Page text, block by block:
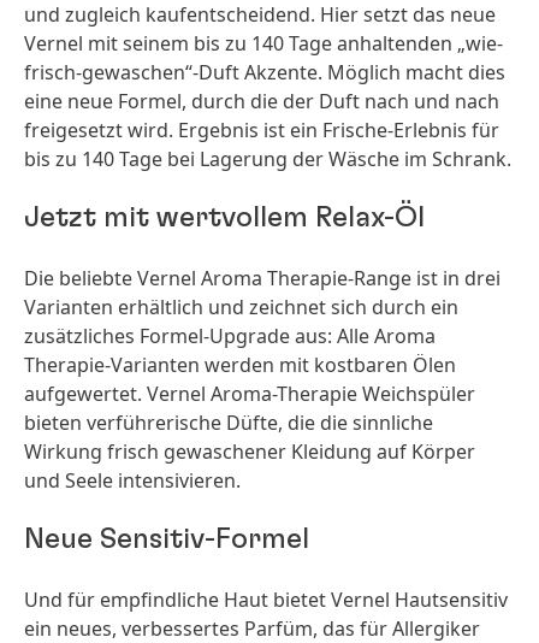
und zugleich kaufentscheidend. Hier setzt das neue
Vernel mit seinem bis zu 140 Tage anhaltenden „wie-
frisch-gewaschen“-Duft Akzente. Möglich macht dies
eine neue Formel, durch die der Duft nach und nach
freigesetzt wird. Ergebnis ist ein Frische-Erlebnis für
bis zu 140 Tage bei Lagerung der Wäsche im Schrank.
Jetzt mit wertvollem Relax-Öl
Die beliebte Vernel Aroma Therapie-Range ist in drei
Varianten erhältlich und zeichnet sich durch ein
zusätzliches Formel-Upgrade aus: Alle Aroma
Therapie-Varianten werden mit kostbaren Ölen
aufgewertet. Vernel Aroma-Therapie Weichspüler
bieten verführerische Düfte, die die sinnliche
Wirkung frisch gewaschener Kleidung auf Körper
und Seele intensivieren.
Neue Sensitiv-Formel
Und für empfindliche Haut bietet Vernel Hautsensitiv
ein neues, verbessertes Parfüm, das für Allergiker